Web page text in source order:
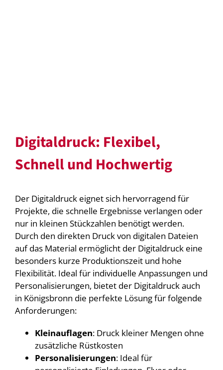
Digitaldruck: Flexibel,
Schnell und Hochwertig
Der Digitaldruck eignet sich hervorragend für
Projekte, die schnelle Ergebnisse verlangen oder
nur in kleinen Stückzahlen benötigt werden.
Durch den direkten Druck von digitalen Dateien
auf das Material ermöglicht der Digitaldruck eine
besonders kurze Produktionszeit und hohe
Flexibilität. Ideal für individuelle Anpassungen und
Personalisierungen, bietet der Digitaldruck auch
in Königsbronn die perfekte Lösung für folgende
Anforderungen:
Kleinauflagen: Druck kleiner Mengen ohne
zusätzliche Rüstkosten
Personalisierungen: Ideal für